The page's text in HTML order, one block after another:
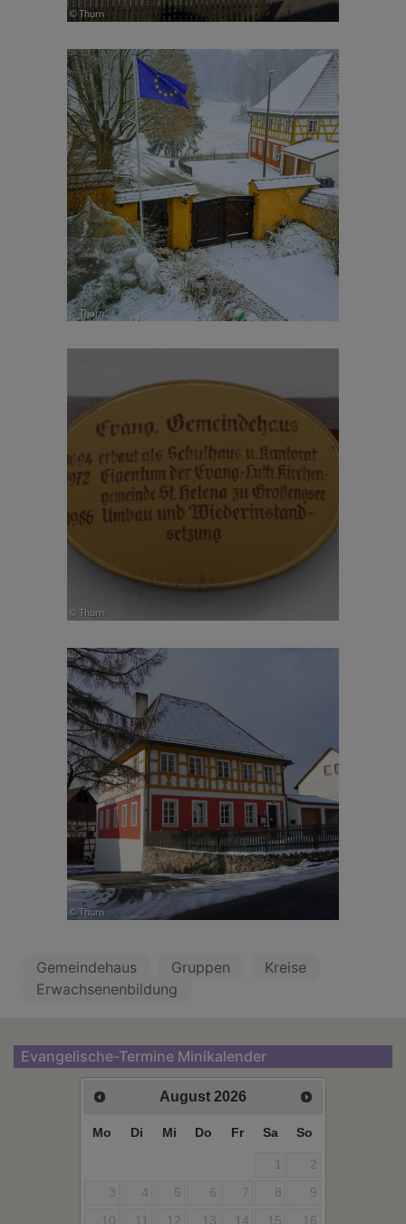
Gemeindehaus Gruppen
Kreise
Erwachsenenbildung
Evangelische-Termine Minikalender
August 2026
Mo Di Mi Do Fr Sa So
1
2
3
4 5 6 7 8
9
10
11 12 13 14 15 16